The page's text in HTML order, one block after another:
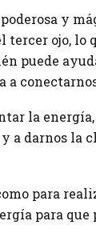
y
tercer ojo,
puede
a
la
a darnos la
para
para